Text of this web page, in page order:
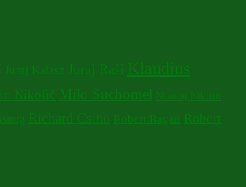
Juraj Kalasz Juraj Raši Klaudius
Nikolič Milo Suchomel Nikolaj Nikitin
Richard Csino Robert Ragan Robert